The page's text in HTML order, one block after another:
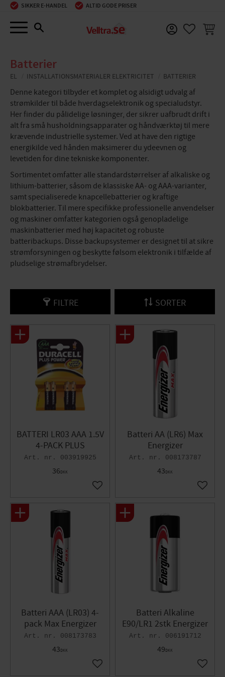
Menu
SIKKER E-HANDEL ALTID GODE PRISER
Batterier
EL INSTALLATIONSMATERIALER ELEKTRICITET BATTERIER
Denne kategori tilbyder et komplet og alsidigt udvalg af
strømkilder til både hverdagselektronik og specialudstyr.
Her finder du pålidelige løsninger, der sikrer uafbrudt drift i
alt fra små husholdningsapparater og håndværktøj til mere
krævende industrielle systemer. Ved at have den rigtige
energikilde ved hånden maksimerer du ydeevnen og
levetiden for dine tekniske komponenter.
Sortimentet omfatter alle standardstørrelser af alkaliske og
lithium-batterier, såsom de klassiske AA- og AAA-varianter,
samt specialiserede knapcellebatterier og kraftige
blokbatterier. Til mere specifikke professionelle anvendelser
og maskiner omfatter kategorien også genopladelige
maskinbatterier med høj kapacitet og robuste
batteribackups. Disse backupsystemer er designet til at sikre
strømforsyningen og beskytte følsom elektronik i tilfælde af
pludselige strømafbrydelser.
FILTRE SORTER
BATTERI LR03 AAA 1.5V
4-PACK PLUS
003919925
36DKK
Gem som favorit
Batteri AA (LR6) Max
Energizer
008173787
43DKK
Gem
Batteri AAA (LR03) 4-
pack Max Energizer
008173783
43DKK
Gem som favorit
Batteri Alkaline
E90/LR1 2stk Energizer
006191712
49DKK
Gem